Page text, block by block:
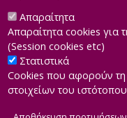
Απαραίτητα
Απαραίτητα cookies για
(Session cookies etc)
Στατιστικά
Cookies που αφορούν τη
στοιχείων του